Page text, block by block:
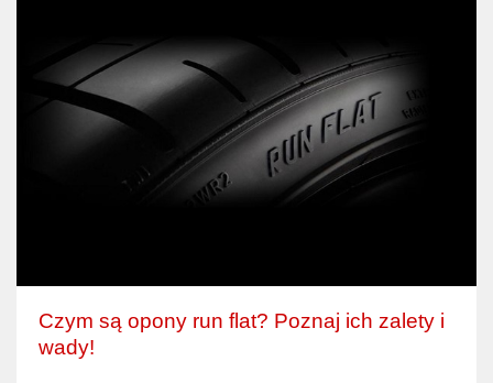
Czym są opony run flat? Poznaj ich zalety i
wady!